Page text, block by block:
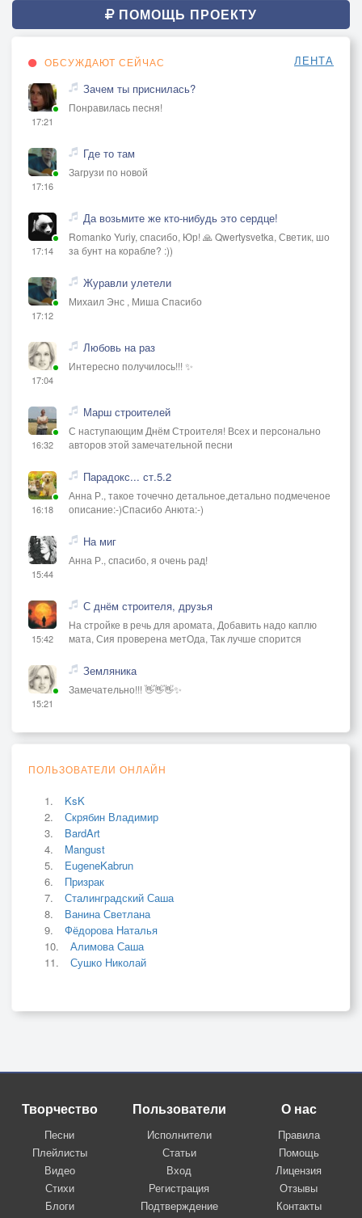
ПОМОЩЬ ПРОЕКТУ
ОБСУЖДАЮТ СЕЙЧАС ЛЕНТА
17:21
Зачем ты приснилась?
Понравилась песня!
17:16
Где то там
Загрузи по новой
17:14
Да возьмите же кто-нибудь это сердце!
Romanko Yuriy, спасибо, Юр! 🙏 Qwertysvetka, Светик, шо
за бунт на корабле? :))
17:12
Журавли улетели
Михаил Энс , Миша Спасибо
17:04
Любовь на раз
Интересно получилось!!! ✨
16:32
Марш строителей
С наступающим Днём Строителя! Всех и персонально
авторов этой замечательной песни
16:18
Парадокс... ст.5.2
Анна Р., такое точечно детальное,детально подмеченое
описание:-)Спасибо Анюта:-)
15:44
На миг
Анна Р., спасибо, я очень рад!
15:42
С днём строителя, друзья
На стройке в речь для аромата, Добавить надо каплю
мата, Сия проверена метОда, Так лучше спорится
15:21
Земляника
Замечательно!!! 👋👋👋✨
ПОЛЬЗОВАТЕЛИ ОНЛАЙН
KsK
Скрябин Владимир
BardArt
Mangust
EugeneKabrun
Призрак
Сталинградский Саша
Ванина Светлана
Фёдорова Наталья
Алимова Саша
Сушко Николай
Творчество
Песни
Плейлисты
Видео
Стихи
Блоги
Пользователи
Исполнители
Статьи
Вход
Регистрация
Подтверждение
О нас
Правила
Помощь
Лицензия
Отзывы
Контакты